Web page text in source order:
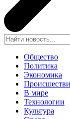
Общество
Политика
Экономика
В мире
Технологии
Культура